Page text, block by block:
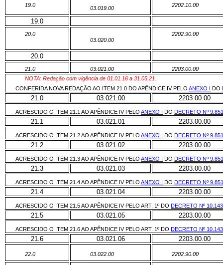
19.0 03.019.00 2202.10.00
19.0
20.0
03.020.00
2202.90.00
20.0
21.0 03.021.00
2203.00.00
NOTA: Redação com vigência de 01.01.16 a 31.05.21.
CONFERIDA NOVA REDAÇÃO AO ITEM 21.0 DO APÊNDICE IV PELOANEXO I DO
21.0 03.021.00 2203.00.00
ACRESCIDO O ITEM 21.1 AO APÊNDICE IV PELOANEXO I DODECRETO Nº
21.1 03.021.01 2203.00.00
ACRESCIDO O ITEM 21.2 AO APÊNDICE IV PELOANEXO I DODECRETO Nº
21.2 03.021.02 2203.00.00
ACRESCIDO O ITEM 21.3 AO APÊNDICE IV PELOANEXO I DODECRETO Nº
21.3 03.021.03 2203.00.00
ACRESCIDO O ITEM 21.4 AO APÊNDICE IV PELOANEXO I DODECRETO Nº
21.4 03.021.04 2203.00.00
ACRESCIDO O ITEM 21.5 AO APÊNDICE IV PELO ART. 1º DODECRETO Nº 10.143
21.5 03.021.05 2203.00.00
ACRESCIDO O ITEM 21.6 AO APÊNDICE IV PELO ART. 1º DODECRETO Nº 10.143
21.6 03.021.06 2203.00.00
22.0 03.022.00 2202.90.00